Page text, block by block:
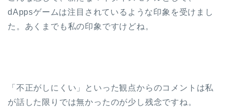
dAppsゲームは注目されているような印象を受けまし
た。あくまでも私の印象ですけどね。
「不正がしにくい」といった観点からのコメントは私
が話した限りでは無かったのが少し残念ですね。